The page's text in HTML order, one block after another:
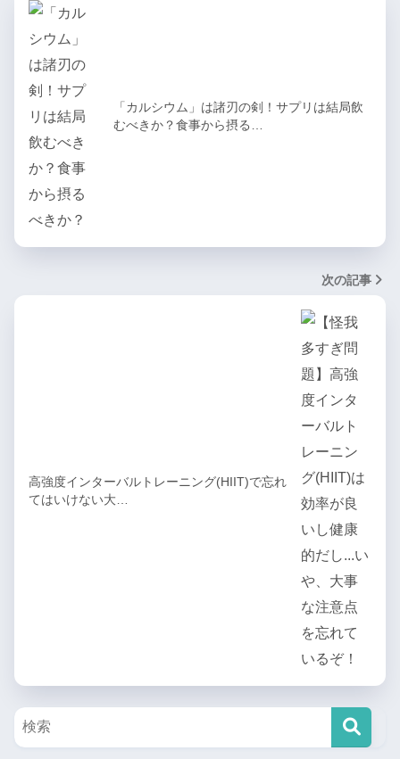
「カルシウム」は諸刃の剣！サプリは結局飲
むべきか？食事から摂る…
次の記事
高強度インターバルトレーニング(HIIT)で忘れ
てはいけない大…